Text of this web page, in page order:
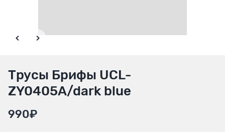
Трусы Брифы UCL-
ZY0405A/dark blue
990₽